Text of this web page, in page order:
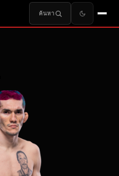
ค้นหา